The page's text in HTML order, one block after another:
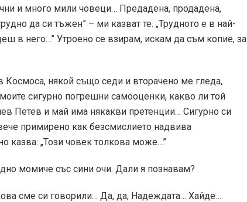
и много мили човеци… Предадена, продадена,
да си тъжен” – ми казват те. „Трудното е в най-
в него…” Утроено се взирам, искам да съм копие, за
Космоса, някой също седи и вторачено ме гледа,
сигурно погрешни самооценки, какво ли той
Петев и май има някакви претенции… Сигурно си
примирено как безсмислието надвива
казва: „Този човек толкова може…”
момиче със сини очи. Дали я познавам?
сме си говорили… Да, да, Надеждата… Хайде…